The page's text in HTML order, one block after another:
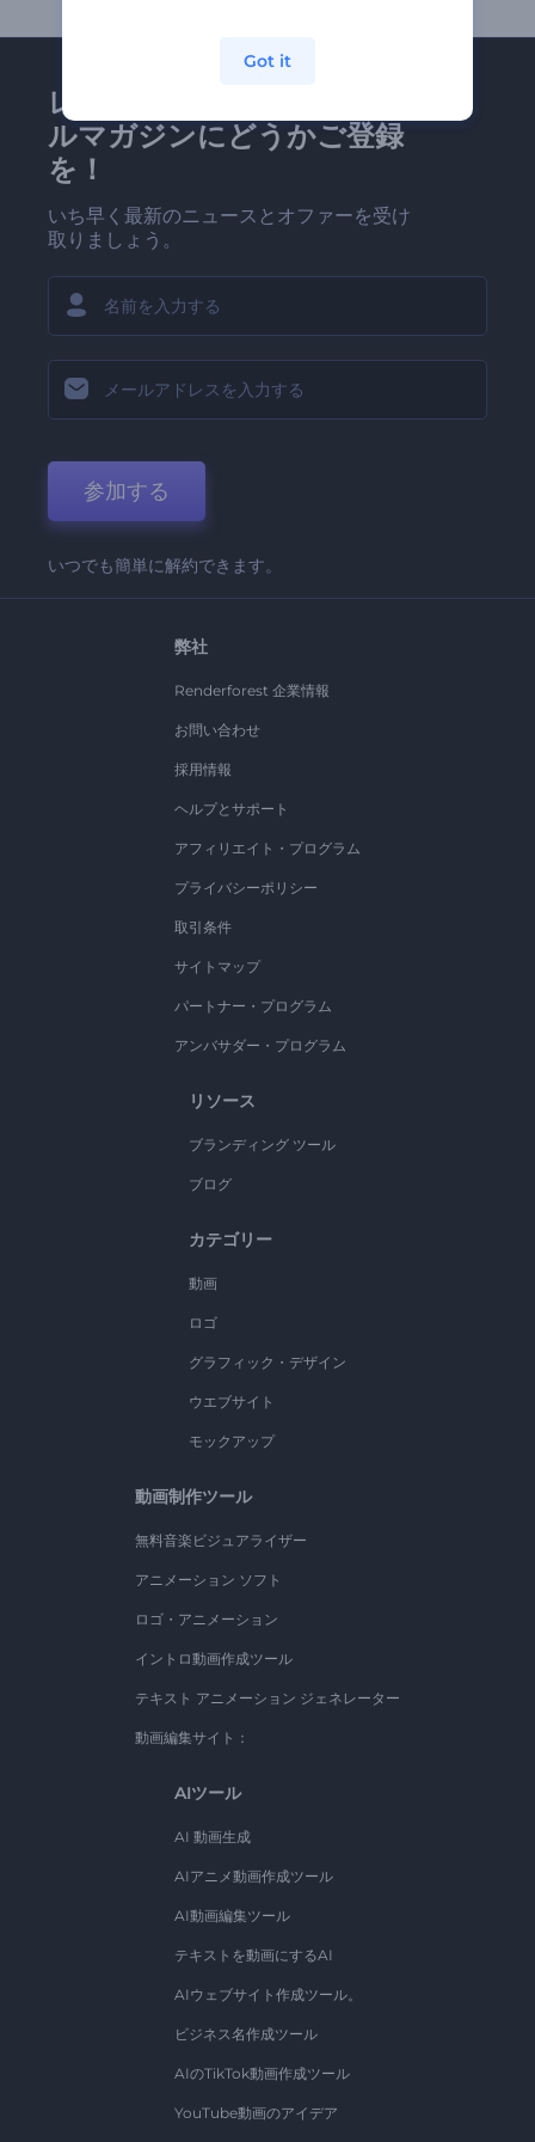
レンダーフォレストのメー
ルマガジンにどうかご登録
を！
いち早く最新のニュースとオファーを受け
取りましょう。
参加する
いつでも簡単に解約できます。
弊社
Renderforest 企業情報
お問い合わせ
採用情報
ヘルプとサポート
アフィリエイト・プログラム
プライバシーポリシー
取引条件
サイトマップ
パートナー・プログラム
アンバサダー・プログラム
リソース
ブランディング ツール
ブログ
カテゴリー
動画
ロゴ
グラフィック・デザイン
ウエブサイト
モックアップ
動画制作ツール
無料音楽ビジュアライザー
アニメーション ソフト
ロゴ・アニメーション
イントロ動画作成ツール
テキスト アニメーション ジェネレーター
動画編集サイト：
AIツール
AI 動画生成
AIアニメ動画作成ツール
AI動画編集ツール
テキストを動画にするAI
AIウェブサイト作成ツール。
ビジネス名作成ツール
AIのTikTok動画作成ツール
YouTube動画のアイデア
Got it